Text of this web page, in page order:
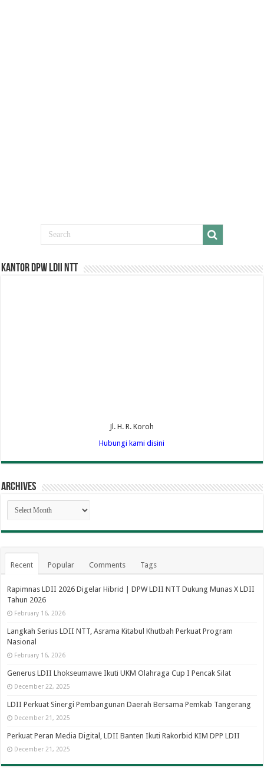
Kantor DPW LDII NTT
Jl. H. R. Koroh
Hubungi kami disini
Archives
Archives
Recent Popular Comments Tags
Rapimnas LDII 2026 Digelar Hibrid | DPW LDII NTT
Langkah Serius LDII NTT, Asrama Kitabul Khutbah
Generus LDII Lhokseumawe Ikuti UKM Olahraga Cup I Pencak Silat
LDII Perkuat Sinergi Pembangunan Daerah Bersama Pemkab Tangerang
Perkuat Peran Media Digital, LDII Banten Ikuti Rakorbid KIM DPP LDII